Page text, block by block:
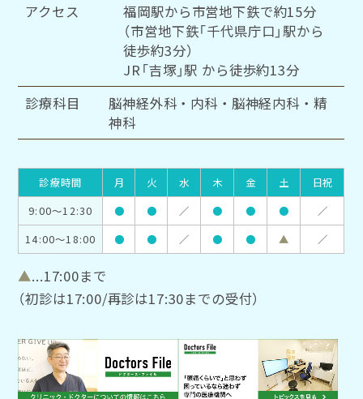
アクセス
福岡駅から市営地下鉄で約15分
（市営地下鉄「千代県庁口」駅から
徒歩約3分）
JR「吉塚」駅 から徒歩約13分
診療科目
脳神経外科・内科・脳神経内科・精
神科
診療時間 月 火 水 木 金 土
日祝
9:00～12:30
● ● ／ ● ● ●
／
14:00～18:00
● ● ／ ● ● ▲ ／
▲...17:00まで
（初診は17:00/再診は17:30までの受付）